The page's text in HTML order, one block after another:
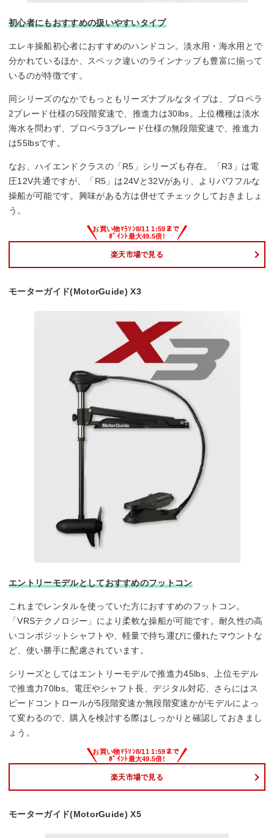
初心者にもおすすめの扱いやすいタイプ
エレキ操船初心者におすすめのハンドコン。淡水用・海水用とで
分かれているほか、スペック違いのラインナップも豊富に揃って
いるのが特徴です。
同シリーズのなかでもっともリーズナブルなタイプは、プロペラ
2ブレード仕様の5段階変速で、推進力は30lbs。上位機種は淡水
海水を問わず、プロペラ3ブレード仕様の無段階変速で、推進力
は55lbsです。
なお、ハイエンドクラスの「R5」シリーズも存在。「R3」は電
圧12V共通ですが、「R5」は24Vと32Vがあり、よりパワフルな
操船が可能です。興味がある方は併せてチェックしておきましょ
う。
楽天市場で見る
モーターガイド(MotorGuide) X3
エントリーモデルとしておすすめのフットコン
これまでレンタルを使っていた方におすすめのフットコン。
「VRSテクノロジー」により柔軟な操船が可能です。耐久性の高
いコンポジットシャフトや、軽量で持ち運びに優れたマウントな
ど、使い勝手に配慮されています。
シリーズとしてはエントリーモデルで推進力45lbs、上位モデル
で推進力70lbs。電圧やシャフト長、デジタル対応、さらにはス
ピードコントロールが5段階変速か無段階変速かがモデルによっ
て変わるので、購入を検討する際はしっかりと確認しておきまし
ょう。
楽天市場で見る
モーターガイド(MotorGuide) X5